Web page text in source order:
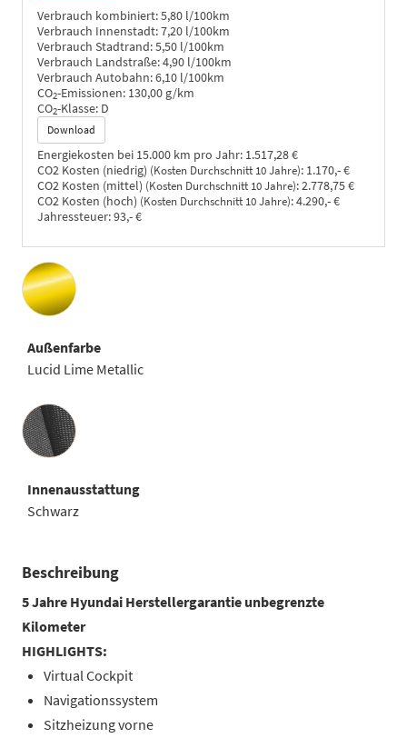
Verbrauch kombiniert:5,80 l/100km
Verbrauch Innenstadt:7,20 l/100km
Verbrauch Stadtrand:5,50 l/100km
Verbrauch Landstraße:4,90 l/100km
Verbrauch Autobahn:6,10 l/100km
CO2-Emissionen: 130,00 g/km
CO2-Klasse: D
Download
Energiekosten bei 15.000 km pro Jahr: 1.517,28 €
CO2 Kosten (niedrig) (Kosten Durchschnitt 10 Jahre): 1.170,- €
CO2 Kosten (mittel) (Kosten Durchschnitt 10 Jahre):2.778,75 €
CO2 Kosten (hoch) (Kosten Durchschnitt 10 Jahre):4.290,- €
Jahressteuer:93,- €
Außenfarbe
Lucid Lime Metallic
Innenausstattung
Innenausstattung
Schwarz
Beschreibung
5 Jahre Hyundai Herstellergarantie unbegrenzte
Kilometer
HIGHLIGHTS:
Virtual Cockpit
Navigationssystem
Sitzheizung vorne